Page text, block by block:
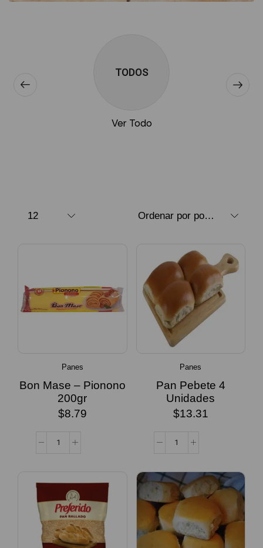
TODOS
Ver Todo
Panes
Bon Mase – Pionono
200gr
$8.79
Panes
Pan Pebete 4
Unidades
$13.31